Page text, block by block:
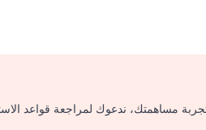
مساهمتك، ندعوك لمراجعة قواعد